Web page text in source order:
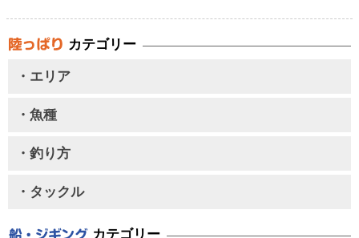
カテゴリー
・エリア
・魚種
・釣り方
・タックル
カテゴリー